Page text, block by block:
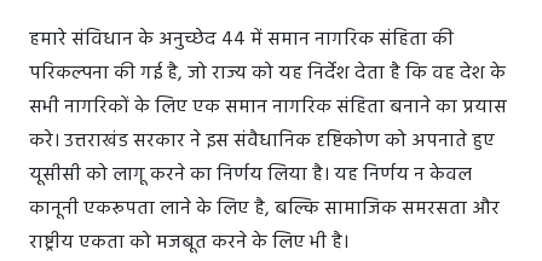
हमारे संविधान के अनुच्छेद 44 में समान नागरिक संहिता की
परिकल्पना की गई है, जो राज्य को यह निर्देश देता है कि वह देश के
सभी नागरिकों के लिए एक समान नागरिक संहिता बनाने का प्रयास
करे। उत्तराखंड सरकार ने इस संवैधानिक दृष्टिकोण को अपनाते हुए
यूसीसी को लागू करने का निर्णय लिया है। यह निर्णय न केवल
कानूनी एकरूपता लाने के लिए है, बल्कि सामाजिक समरसता और
राष्ट्रीय एकता को मजबूत करने के लिए भी है।